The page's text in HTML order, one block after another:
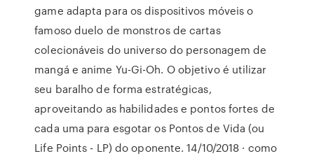
game adapta para os dispositivos móveis o
famoso duelo de monstros de cartas
colecionáveis do universo do personagem de
mangá e anime Yu-Gi-Oh. O objetivo é utilizar
seu baralho de forma estratégicas,
aproveitando as habilidades e pontos fortes de
cada uma para esgotar os Pontos de Vida (ou
Life Points - LP) do oponente. 14/10/2018 · como